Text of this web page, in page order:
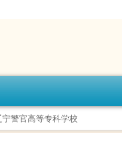
警官高等专科学校